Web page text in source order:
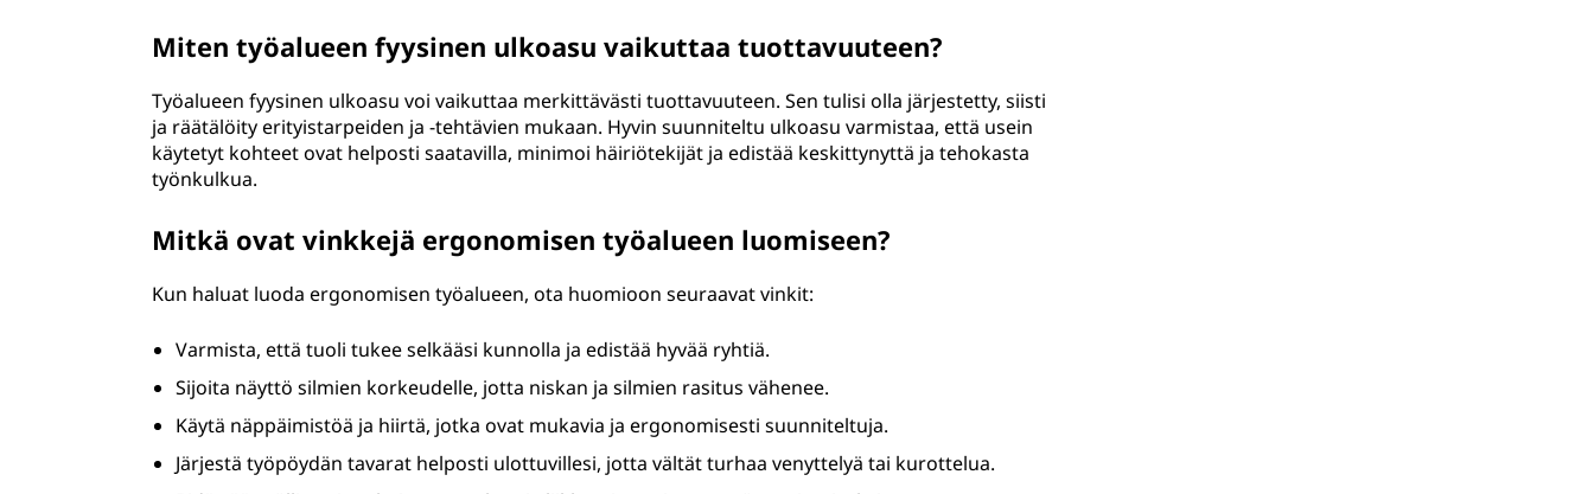
Miten työalueen fyysinen ulkoasu vaikuttaa tuottavuuteen?
Työalueen fyysinen ulkoasu voi vaikuttaa merkittävästi tuottavuuteen. Sen tulisi olla järjestetty, siisti
ja räätälöity erityistarpeiden ja -tehtävien mukaan. Hyvin suunniteltu ulkoasu varmistaa, että usein
käytetyt kohteet ovat helposti saatavilla, minimoi häiriötekijät ja edistää keskittynyttä ja tehokasta
työnkulkua.
Mitkä ovat vinkkejä ergonomisen työalueen luomiseen?
Kun haluat luoda ergonomisen työalueen, ota huomioon seuraavat vinkit:
Varmista, että tuoli tukee selkääsi kunnolla ja edistää hyvää ryhtiä.
Sijoita näyttö silmien korkeudelle, jotta niskan ja silmien rasitus vähenee.
Käytä näppäimistöä ja hiirtä, jotka ovat mukavia ja ergonomisesti suunniteltuja.
Järjestä työpöydän tavarat helposti ulottuvillesi, jotta vältät turhaa venyttelyä tai kurottelua.